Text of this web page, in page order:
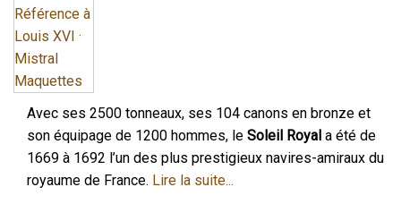
Avec ses 2500 tonneaux, ses 104 canons en bronze et
son équipage de 1200 hommes, le Soleil Royal a été de
1669 à 1692 l’un des plus prestigieux navires-amiraux du
royaume de France. Lire la suite...